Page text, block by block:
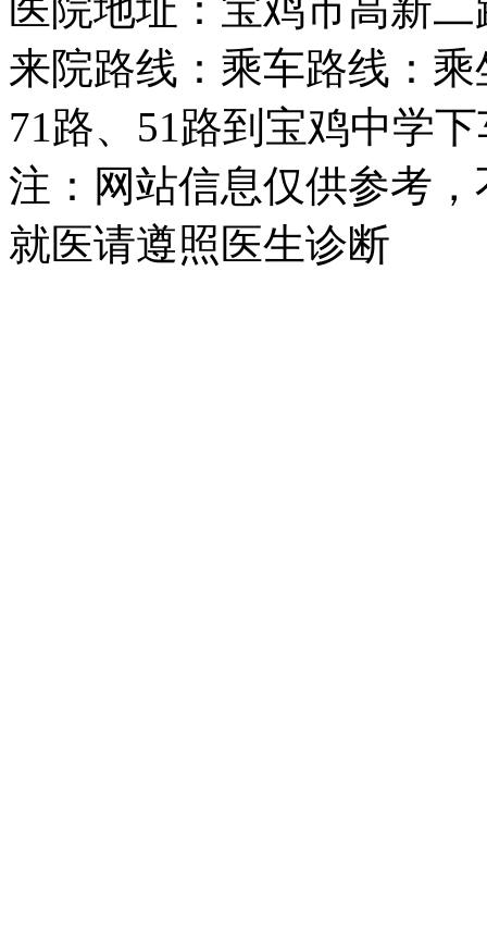
医院地址：宝鸡市高新二
来院路线：乘车路线：
71路、51路到宝鸡中学
注：网站信息仅供参考
就医请遵照医生诊断